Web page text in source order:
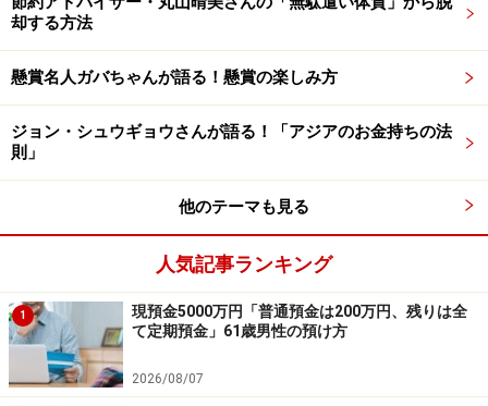
るようになったこと」と語った投稿者。
今後は自分たちのために、「これから旅行などをしたい
ので、交通、飛行機、船、電車関連に投資したいと思っ
ています」とのことでした。
※皆さんの買ってよかった株主優待エピソードをこちら
ぜひお寄せください。エピソードの採用で3000円分
のAmazonギフト券をもれなくプレゼント
ーーーーーーーーーーーーーーーー
※本文カッコ内の回答者コメントは原文に準拠していま
却する方法
懸賞名人ガバちゃんが語る！懸賞の楽しみ方
ジョン・シュウギョウさんが語る！「アジアのお金持ちの法
則」
他のテーマも見る
人気記事ランキング
1
現預金5000万円「普通預金は200万円、残りは全
て定期預金」61歳男性の預け方
2026/08/07